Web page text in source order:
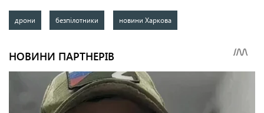
дрони безпілотники новини Харкова